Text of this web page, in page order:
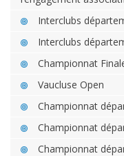
Interclubs
Interclubs
Championnat
Vaucluse Open
Championnat
Championnat
Championnat